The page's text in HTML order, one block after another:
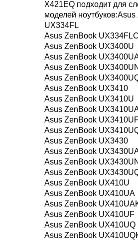
X421EQ подходит для
моделей
UX334FL
Asus ZenBook UX334FLC
Asus ZenBook UX3400U
Asus ZenBook
Asus ZenBook UX3400UN
Asus ZenBook
Asus ZenBook UX3410
Asus ZenBook UX3410U
Asus ZenBook
Asus ZenBook
Asus ZenBook
Asus ZenBook UX3430
Asus ZenBook
Asus ZenBook UX3430UN
Asus ZenBook
Asus ZenBook UX410U
Asus ZenBook UX410UA
Asus ZenBook
Asus ZenBook UX410UF
Asus ZenBook UX410UQ
Asus ZenBook